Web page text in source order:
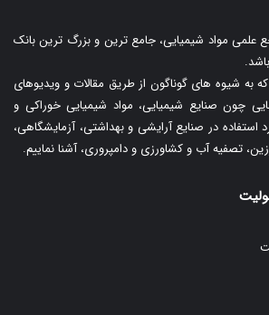
علمی مواد شیمیایی، جامع ترین و بزرگ ترین بانک
به شیوه های گوناگون از طریق مقالات و ویدیوهای
چون صنایع شیمیایی، مواد شیمیایی خوراکی و
استفاده در صنایع آرایشی و بهداشتی، آزمایشگاهی،
تصفیه آب و کشاورزی و دامپروری، آشنا نماییم.